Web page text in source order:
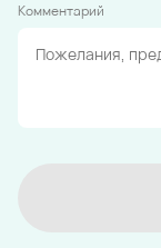
Комментарий